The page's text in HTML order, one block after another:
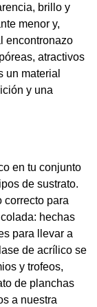
brillo y
menor y,
encontronazo
atractivos
un material
y una
en tu conjunto
de sustrato.
correcto para
hechas
para llevar a
de acrílico se
y trofeos,
de planchas
a nuestra